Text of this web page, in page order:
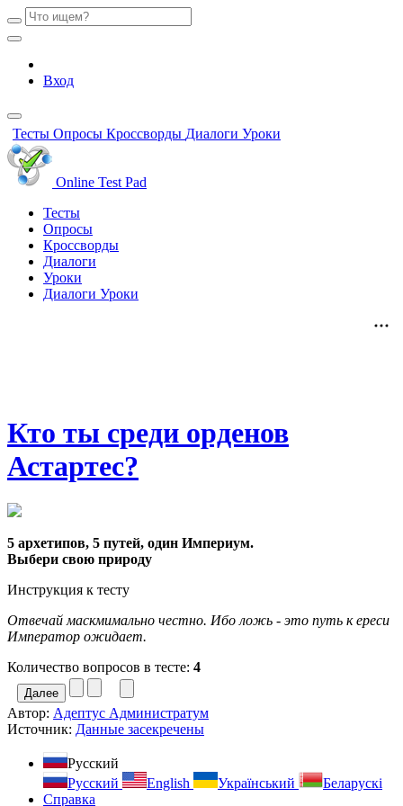
Вход
Тесты Опросы Кроссворды Диалоги Уроки
Online Test Pad
Тесты
Опросы
Кроссворды
Диалоги
Уроки
Диалоги Уроки
Кто ты среди орденов
Астартес?
5 архетипов, 5 путей, один Империум.
Выбери свою природу
Инструкция к тесту
Отвечай маскмимально честно. Ибо ложь - это путь к ереси
Император ожидает.
Количество вопросов в тесте: 4
Автор: Адептус Администратум
Источник: Данные засекречены
Русский
Русский
English Український
Беларускі
Справка